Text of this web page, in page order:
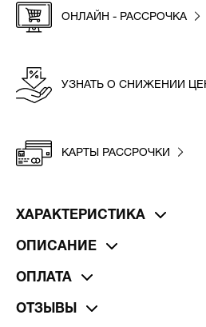
ОНЛАЙН - РАССРОЧКА
УЗНАТЬ О СНИЖЕНИИ
КАРТЫ РАССРОЧКИ
ХАРАКТЕРИСТИКА
ОПИСАНИЕ
ОПЛАТА
ОТЗЫВЫ